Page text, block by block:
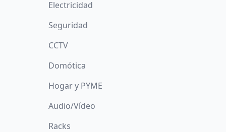
Electricidad
Seguridad
CCTV
Domótica
Hogar y PYME
Audio/Vídeo
Racks